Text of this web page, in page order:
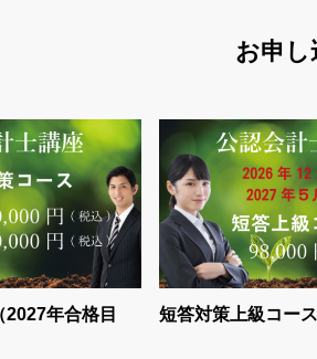
お申し
年合格目
短答対策上級コース